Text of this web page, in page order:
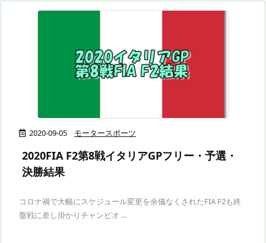
2020-09-05 モータースポーツ
2020FIA F2第8戦イタリアGPフリー・予選・
決勝結果
コロナ禍で大幅にスケジュール変更を余儀なくされたFIA F2も終
盤戦に差し掛かりチャンピオ ...